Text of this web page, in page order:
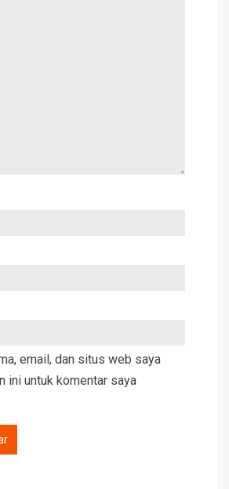
email, dan situs web saya
ini untuk komentar saya